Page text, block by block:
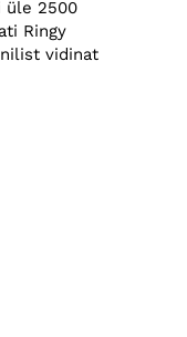
üle 2500
Ringy
vidinat